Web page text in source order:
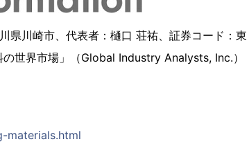
県川崎市、代表者：樋口 荘祐、証券コード：東
世界市場」（Global Industry Analysts, Inc.）
materials.html